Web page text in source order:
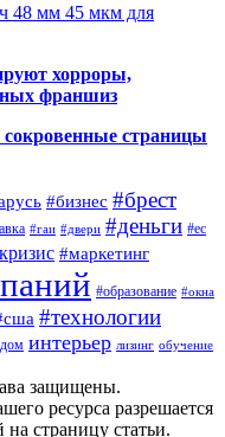
48 мм 45 мкм для
хорроры,
франшиз
страницы
#бизнес #брест
#гаи #двери #деньги #ес
#маркетинг
#образование #окна
#технологии
дом интерьер лизинг обучение
защищены.
ресурса разрешается
страницу статьи.